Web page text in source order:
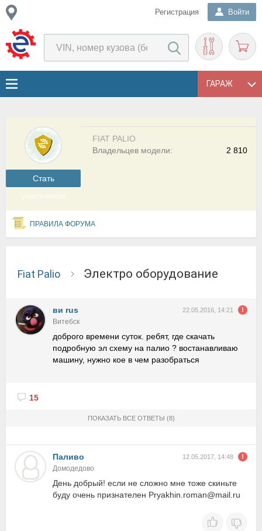
Регистрация Войти
ГАРАЖ
Cтать
участником
FIAT PALIO
2 810
Владельцев модели:
ПРАВИЛА ФОРУМА
Fiat Palio электро оборудование
ви rus 22.05.2016, 14:21
Витебск
доброго времени суток. ребят, где скачать
подробную эл схему на палио ? востанавливаю
машину, нужно кое в чем разобраться
15
ПОКАЗАТЬ ВСЕ ОТВЕТЫ (8)
Паливо 12.05.2017, 14:48
Домодедово
День добрый! если не сложно мне тоже скиньте
буду очень признателен Pryakhin.roman@mail.ru